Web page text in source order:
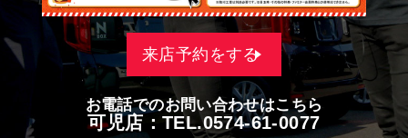
来店予約をする
お電話でのお問い合わせはこちら
可児店：TEL.0574-61-0077